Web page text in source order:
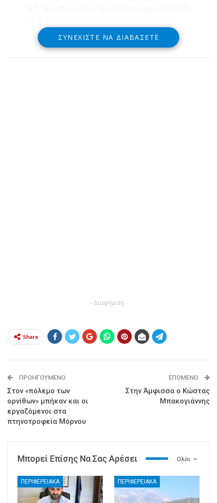
ΣΥΝΕΧΊΣΤΕ ΝΑ ΔΙΑΒΆΣΕΤΕ
- Διαφήμιση -
Share
ΠΡΟΗΓΟΎΜΕΝΟ
Στον «πόλεμο των
ορνίθων» μπήκαν και οι
εργαζόμενοι στα
πτηνοτροφεία Μόρνου
ΕΠΌΜΕΝΟ
Στην Άμφισσα ο Κώστας
Μπακογιάννης
Ολοι
Μπορεί Επίσης Να Σας Αρέσει
ΠΕΡΙΦΕΡΕΙΑΚΑ ΠΕΡΙΦΕΡΕΙΑΚΑ